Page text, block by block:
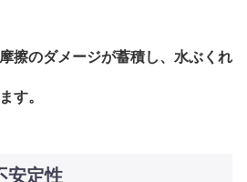
擦のダメージが蓄積し、水ぶくれ
す。
安定性